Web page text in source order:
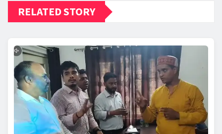
RELATED STORY